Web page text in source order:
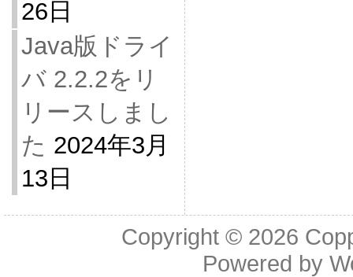
26日
Java版ドライ
バ 2.2.2をリ
リースしまし
た 2024年3月
13日
Copyright © 2026
Powered by